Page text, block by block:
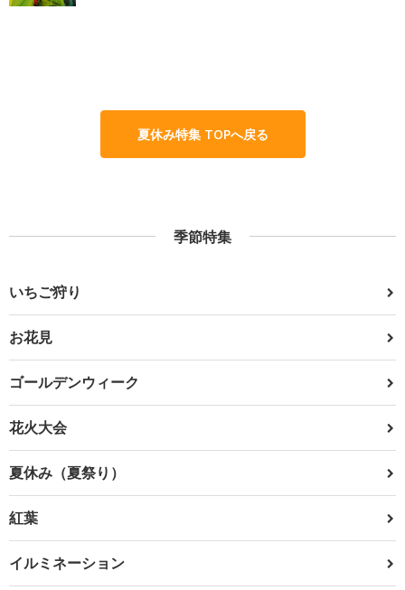
夏休み特集 TOPへ戻る
季節特集
いちご狩り
お花見
ゴールデンウィーク
花火大会
夏休み（夏祭り）
紅葉
イルミネーション